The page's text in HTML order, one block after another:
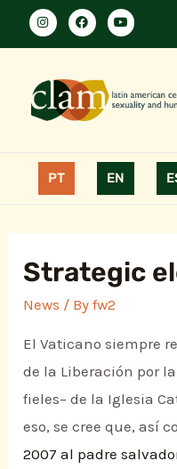
PT EN
Strategic
News / Byfw2
El Vaticano siempre
de la Liberación por
fieles– de la Iglesia
eso, se cree que, así
2007 al padre